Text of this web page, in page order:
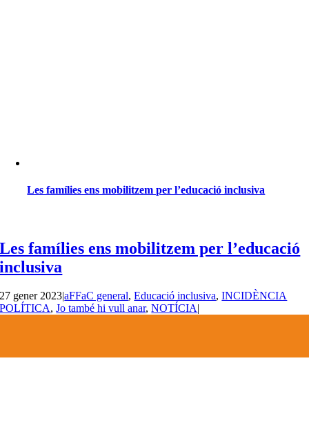
Les famílies ens mobilitzem per l’educació inclusiva
Les famílies ens mobilitzem per l’educació
inclusiva
27 gener 2023|aFFaC general,Educació inclusiva,INCIDÈNCIA
POLÍTICA,Jo també hi vull anar,NOTÍCIA|